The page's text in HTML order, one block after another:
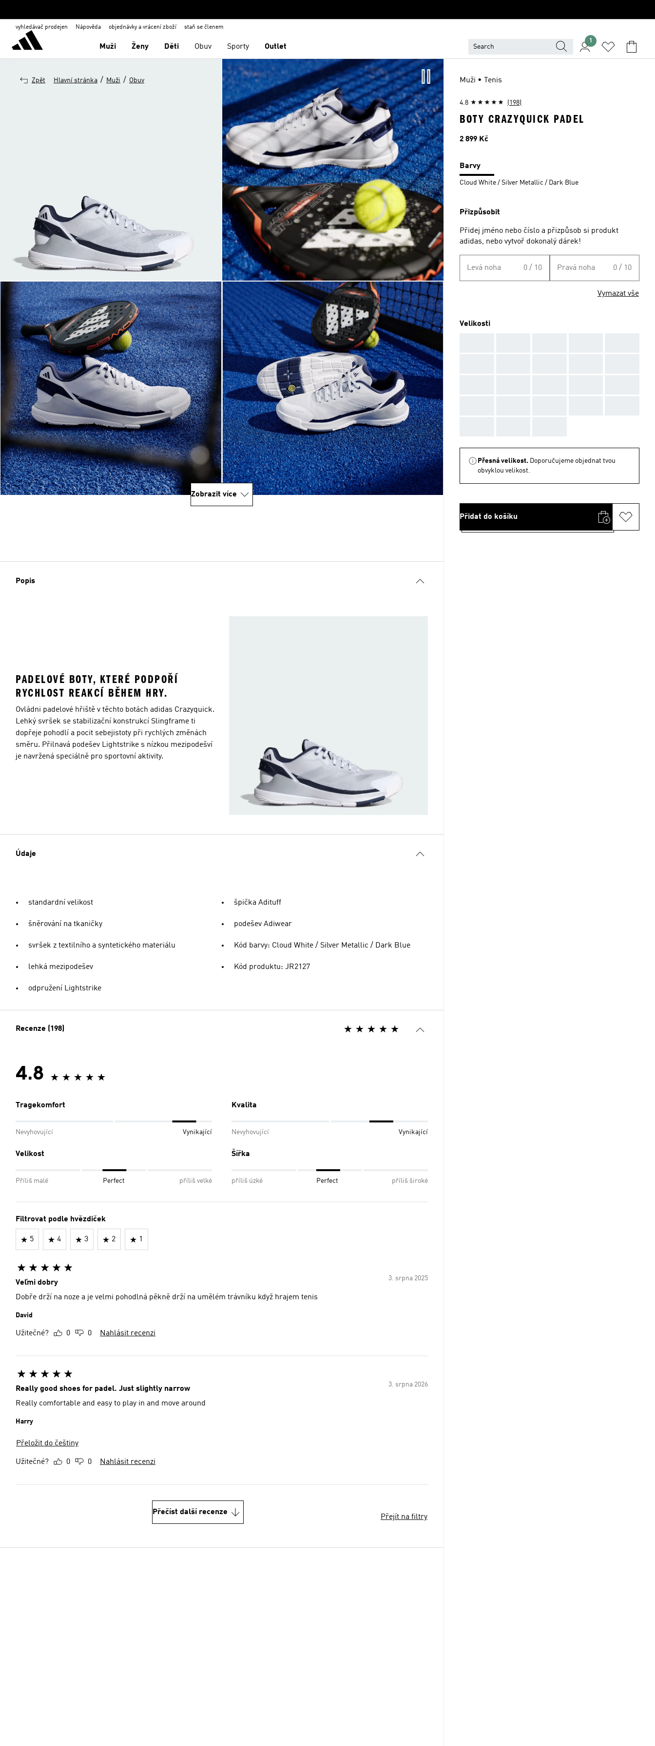
vyhledávač prodejen Nápověda objednávky a vrácení zboží staň se členem
Muži Ženy Děti Obuv Sporty Outlet
1
Zpět Hlavní stránka / Muži / Obuv
Zobrazit více
Popis
PADELOVÉ BOTY, KTERÉ PODPOŘÍ
RYCHLOST REAKCÍ BĚHEM HRY.
Ovládni padelové hřiště v těchto botách adidas Crazyquick.
Lehký svršek se stabilizační konstrukcí Slingframe ti
dopřeje pohodlí a pocit sebejistoty při rychlých změnách
směru. Přilnavá podešev Lightstrike s nízkou mezipodešví
je navržená speciálně pro sportovní aktivity.
Údaje
standardní velikost
šněrování na tkaničky
svršek z textilního a syntetického materiálu
lehká mezipodešev
odpružení Lightstrike
špička Adituff
podešev Adiwear
Kód barvy: Cloud White / Silver Metallic / Dark Blue
Kód produktu: JR2127
Recenze (198)
4.8
Tragekomfort
Nevyhovující Vynikající
Kvalita
Nevyhovující Vynikající
Velikost
Příliš malé Perfect příliš velké
Šířka
příliš úzké Perfect příliš široké
Filtrovat podle hvězdiček
5 4 3 2 1
3. srpna 2025
Veľmi dobry
Dobře drží na noze a je velmi pohodlná pěkně drží na umělém trávníku když hrajem tenis
David
Užitečné? 0 0 Nahlásit recenzi
3. srpna 2026
Really good shoes for padel. Just slightly narrow
Really comfortable and easy to play in and move around
Harry
Přeložit do češtiny
Užitečné? 0 0 Nahlásit recenzi
Přečíst další recenze
Přejít na filtry
Muži • Tenis
4.8 (198)
BOTY CRAZYQUICK PADEL
Cena
2 899 Kč
Barvy
Cloud White / Silver Metallic / Dark Blue
Přizpůsobit
Přidej jméno nebo číslo a přizpůsob si produkt
adidas, nebo vytvoř dokonalý dárek!
Levá noha 0 / 10 Pravá noha 0 / 10
Vymazat vše
Velikosti
Přesná velikost. Doporučujeme objednat tvou
obvyklou velikost.
Přidat do košíku